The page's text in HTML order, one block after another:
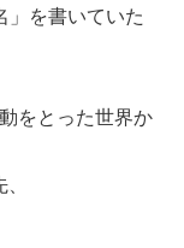
」を書いていた
をとった世界か